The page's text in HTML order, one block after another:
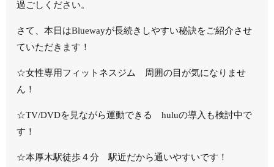
過ごしください。
さて、本日はBluewayが長続きしやすい秘訣をご紹介させ
ていただきます！
☆女性専用フィットネスジム 周囲の目が気になりませ
ん！
☆TV/DVDを見ながら運動できる huluの導入も検討中で
す！
☆本厚木駅徒歩４分 駅近だから通いやすいです！